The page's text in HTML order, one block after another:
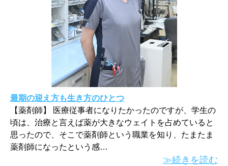
最期の迎え方も生き方のひとつ
【薬剤師】 医療従事者になりたかったのですが、学生の
頃は、治療と言えば薬が大きなウェイトを占めていると
思ったので、そこで薬剤師という職業を知り、たまたま
薬剤師になったという感…
≫続きを読む